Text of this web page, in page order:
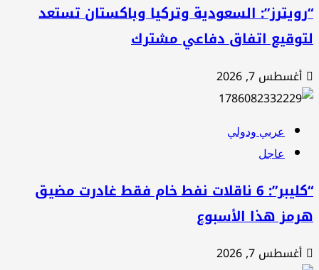
السعودية وتركيا وباكستان تستعد
اتفاق دفاعي مشترك
أغسطس 7, 2026
عربي ودولي
عاجل
“كليبر”: 6 ناقلات نفط خام فقط غادرت مضيق
هذا الأسبوع
أغسطس 7, 2026